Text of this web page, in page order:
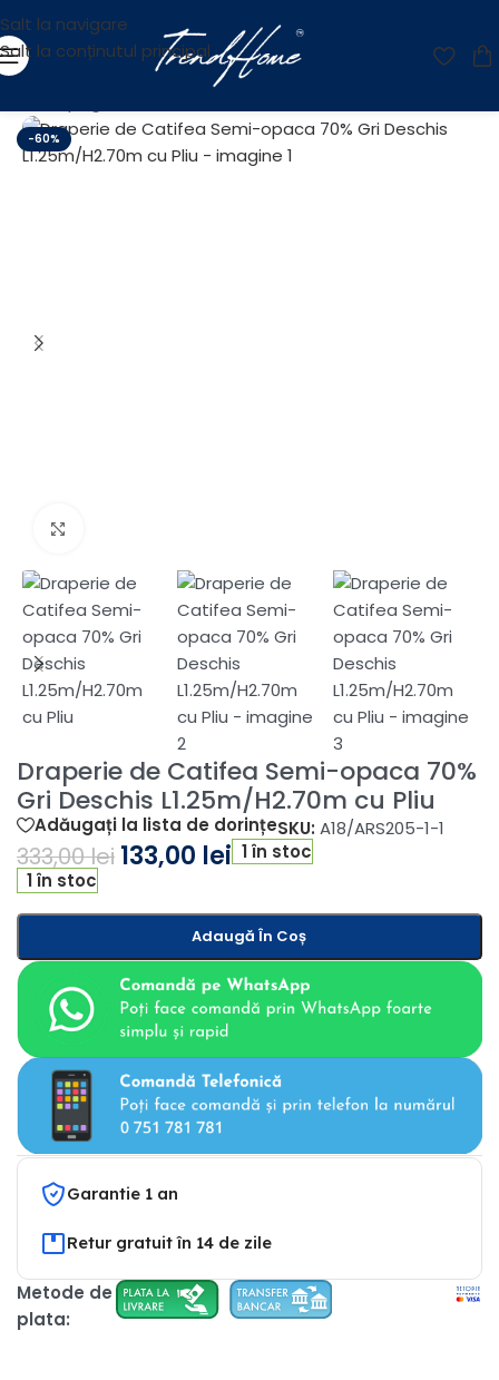
Salt la navigare
Salt la conținutul principal
-60%
Draperie de Catifea Semi-opaca 70%
Gri Deschis L1.25m/H2.70m cu Pliu
Adăugați la lista de dorințeSKU: A18/ARS205-1-1
333,00lei 133,00 lei 1 în stoc
1 în stoc
Adaugă În Coș
Garantie 1 an
Retur gratuit în 14 de zile
Metode de
plata: